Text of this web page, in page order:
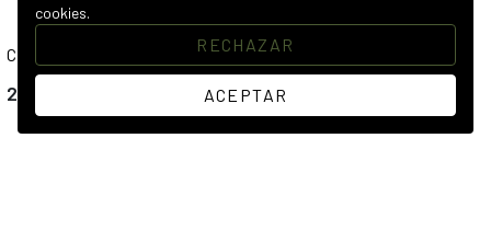
cookies.
RECHAZAR
ACEPTAR
CUELLO HIVERNAL VERDE
22,00 €